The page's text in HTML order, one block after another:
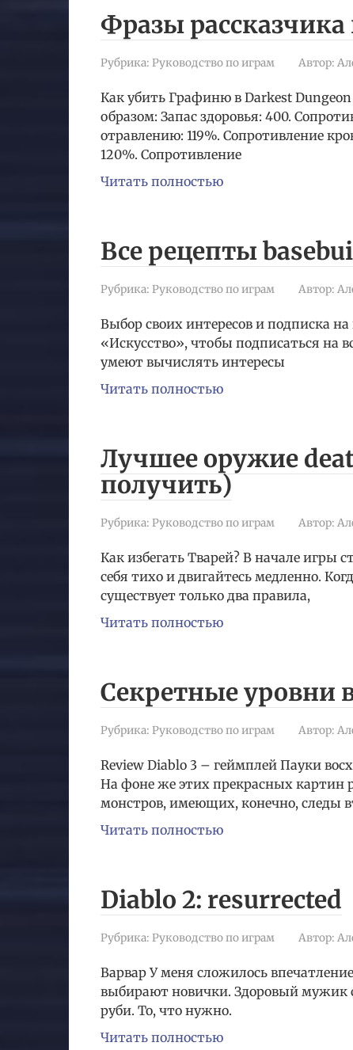
Фразы
Рубрика: Руководство по играм Автор:
Как убить Графиню в Darkest
образом: Запас здоровья: 400.
отравлению: 119%. Сопротивление
120%. Сопротивление
Читать полностью
Все рецепты
Рубрика: Руководство по играм Автор:
Выбор своих интересов и подписка
«Искусство», чтобы подписаться на
умеют вычислять интересы
Читать полностью
Лучшее оружие
получить)
Рубрика: Руководство по играм Автор:
Как избегать Тварей? В начале игры
себя тихо и двигайтесь медленно.
существует только два правила,
Читать полностью
Секретные уровни
Рубрика: Руководство по играм Автор:
Review Diablo 3 – геймплей Пауки
На фоне же этих прекрасных картин
монстров, имеющих, конечно, следы
Читать полностью
Diablo 2: resurrected
Рубрика: Руководство по играм Автор:
Варвар У меня сложилось
выбирают новички. Здоровый
руби. То, что нужно.
Читать полностью